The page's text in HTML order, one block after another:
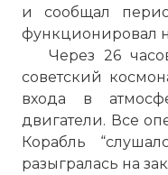
и сообщал
функционировал
Через 26
советский
входа в
двигатели. Все
Корабль
разыгралась на